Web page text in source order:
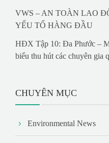
VWS – AN TOÀN LAO
YẾU TỐ HÀNG ĐẦU
HĐX Tập 10: Đa Phước –
biểu thu hút các chuyên gia
CHUYÊN MỤC
Environmental News